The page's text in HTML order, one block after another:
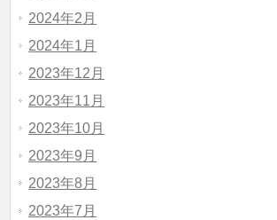
2024年2月
2024年1月
2023年12月
2023年11月
2023年10月
2023年9月
2023年8月
2023年7月